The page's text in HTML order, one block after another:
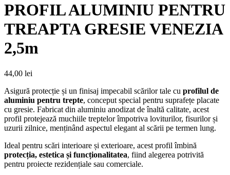
PROFIL ALUMINIU PENTRU
TREAPTA GRESIE VENEZIA
2,5m
44,00 lei
Asigură protecție și un finisaj impecabil scărilor tale cu profilul de
aluminiu pentru trepte, conceput special pentru suprafețe placate
cu gresie. Fabricat din aluminiu anodizat de înaltă calitate, acest
profil protejează muchiile treptelor împotriva loviturilor, fisurilor și
uzurii zilnice, menținând aspectul elegant al scării pe termen lung.
Ideal pentru scări interioare și exterioare, acest profil îmbină
protecția, estetica și funcționalitatea, fiind alegerea potrivită
pentru proiecte rezidențiale sau comerciale.